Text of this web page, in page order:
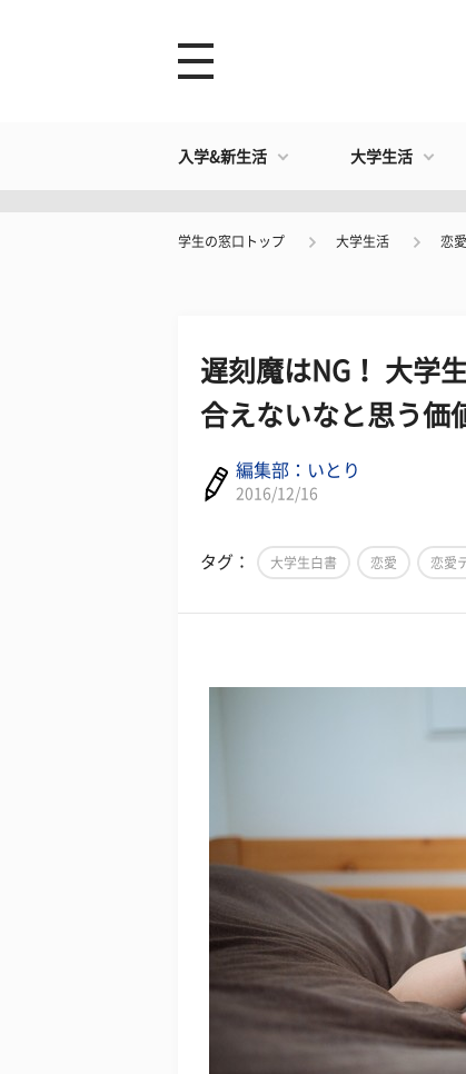
入学&新生活 大学生活
学生の窓口トップ 大学生活 恋愛
遅刻魔はNG！ 大学
合えないなと思う価
編集部：いとり
2016/12/16
タグ： 大学生白書 恋愛 恋愛